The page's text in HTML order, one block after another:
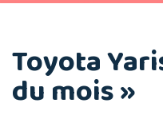
Toyota
du mois »